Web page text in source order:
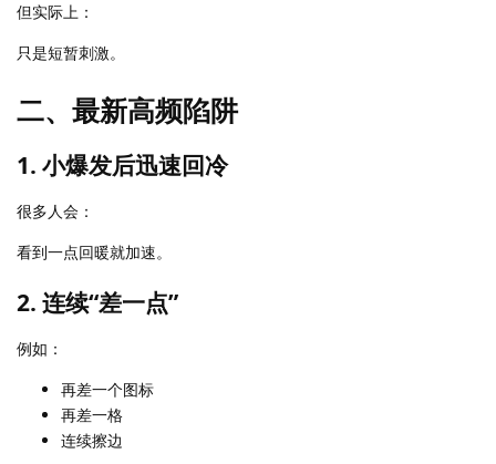
但实际上：
只是短暂刺激。
二、最新高频陷阱
1. 小爆发后迅速回冷
很多人会：
看到一点回暖就加速。
2. 连续“差一点”
例如：
再差一个图标
再差一格
连续擦边